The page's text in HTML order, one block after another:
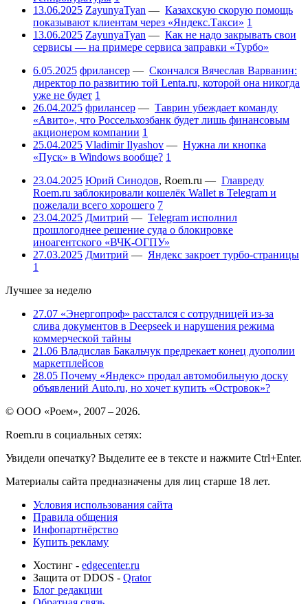
13.06.2025 ZayunyaTyan — Казахскую скорую помощь
показывают клиентам через «Яндекс.Такси» 1
13.06.2025 ZayunyaTyan — Как не надо закрывать свои
сервисы — на примере сервиса заправки «Турбо»
6.05.2025 фрилансер — Скончался Вячеслав Варванин:
директор по развитию той Lenta.ru, которой она никогда
уже не будет 1
26.04.2025 фрилансер — Таврин убеждает команду
«Авито», что Россельхозбанк будет лишь финансовым
акционером компании 1
25.04.2025 Vladimir Ilyashov — Нужна ли кнопка
«Пуск» в Windows вообще? 1
23.04.2025 Юрий Синодов, Roem.ru — Главреду
Roem.ru заблокировали кошелёк Wallet в Telegram и
пожелали всего хорошего 7
23.04.2025 Дмитрий — Telegram исполнил
прошлогоднее решение суда о блокировке
иноагентского «ВЧК-ОГПУ»
27.03.2025 Дмитрий — Яндекс закроет турбо-страницы
1
Лучшее за неделю
27.07 «Энергопроф» расстался с сотрудницей из-за
слива документов в Deepseek и нарушения режима
коммерческой тайны
21.06 Владислав Бакальчук предрекает конец дуополии
маркетплейсов
28.05 Почему «Яндекс» продал автомобильную доску
объявлений Auto.ru, но хочет купить «Островок»?
© ООО «Роем», 2007 – 2026.
Roem.ru в социальных сетях:
Увидели опечатку? Выделите ее в тексте и нажмите Ctrl+Enter.
Материалы сайта предназначены для лиц старше 18 лет.
Условия использования сайта
Правила общения
Инфопартнёрство
Купить рекламу
Хостинг - edgecenter.ru
Защита от DDOS - Qrator
Блог редакции